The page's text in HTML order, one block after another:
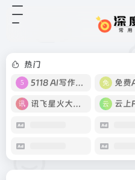
热门
5118 AI写作工具
免费
讯飞星火大模型